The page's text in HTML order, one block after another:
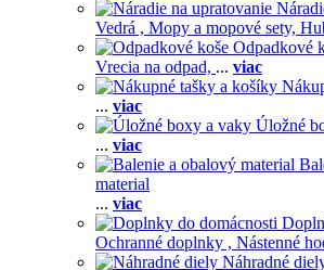
Vedrá , Mopy a mopové sety,
Odpadkové
Vrecia na odpad, ... viac
... viac
Úložné
... viac
material
... viac
Ochranné doplnky , Nástenné
Náhradné